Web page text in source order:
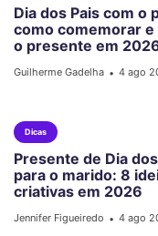
Dia dos Pais com o
como comemorar
o presente em
Guilherme Gadelha • 4 ago
Dicas
Presente de Dia
para o marido: 8
criativas em 2026
Jennifer Figueiredo • 4 ago